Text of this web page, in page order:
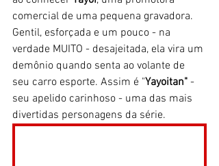
comercial de uma pequena gravadora.
Gentil, esforçada e um pouco - na
verdade MUITO - desajeitada, ela vira um
demônio quando senta ao volante de
seu carro esporte. Assim é "Yayoitan" -
seu apelido carinhoso - uma das mais
divertidas personagens da série.